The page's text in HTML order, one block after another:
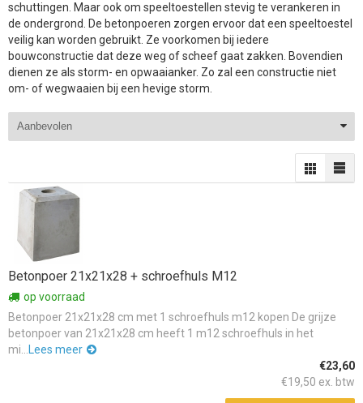
schuttingen. Maar ook om speeltoestellen stevig te verankeren in
de ondergrond. De betonpoeren zorgen ervoor dat een speeltoestel
veilig kan worden gebruikt. Ze voorkomen bij iedere
bouwconstructie dat deze weg of scheef gaat zakken. Bovendien
dienen ze als storm- en opwaaianker. Zo zal een constructie niet
om- of wegwaaien bij een hevige storm.
Betonpoer 21x21x28 + schroefhuls M12
op voorraad
Betonpoer 21x21x28 cm met 1 schroefhuls m12 kopen De grijze
betonpoer van 21x21x28 cm heeft 1 m12 schroefhuls in het
mi... Lees meer
€23,60
€19,50 ex. btw